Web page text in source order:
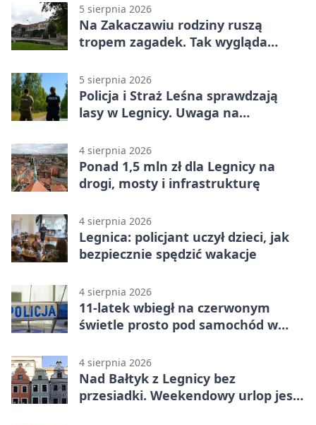
5 sierpnia 2026
Na Zakaczawiu rodziny ruszą
tropem zagadek. Tak wygląda
5 sierpnia 2026
Policja i Straż Leśna sprawdzają
lasy w Legnicy. Uwaga na
4 sierpnia 2026
Ponad 1,5 mln zł dla Legnicy na
drogi, mosty i infrastrukturę
4 sierpnia 2026
Legnica: policjant uczył dzieci, jak
bezpiecznie spędzić wakacje
4 sierpnia 2026
11-latek wbiegł na czerwonym
świetle prosto pod samochód w
4 sierpnia 2026
Nad Bałtyk z Legnicy bez
przesiadki. Weekendowy urlop jest